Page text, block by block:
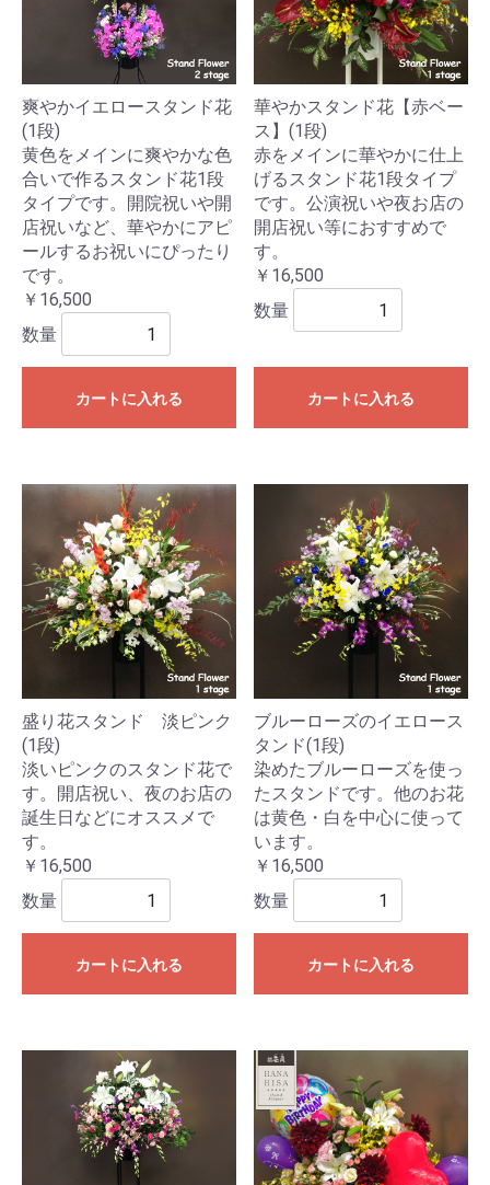
爽やかイエロースタンド花
(1段)
黄色をメインに爽やかな色
合いで作るスタンド花1段
タイプです。開院祝いや開
店祝いなど、華やかにアピ
ールするお祝いにぴったり
です。
￥16,500
数量
カートに入れる
華やかスタンド花【赤ベー
ス】(1段)
赤をメインに華やかに仕上
げるスタンド花1段タイプ
です。公演祝いや夜お店の
開店祝い等におすすめで
す。
￥16,500
数量
カートに入れる
盛り花スタンド 淡ピンク
(1段)
淡いピンクのスタンド花で
す。開店祝い、夜のお店の
誕生日などにオススメで
す。
￥16,500
数量
カートに入れる
ブルーローズのイエロース
タンド(1段)
染めたブルーローズを使っ
たスタンドです。他のお花
は黄色・白を中心に使って
います。
￥16,500
数量
カートに入れる